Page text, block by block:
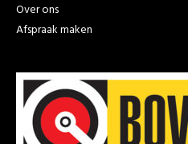
Over ons
Afspraak maken